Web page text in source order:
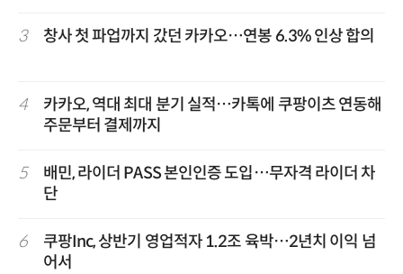
3 창사 첫 파업까지 갔던 카카오…연봉 6.3% 인상 합의
4
카카오, 역대 최대 분기 실적…카톡에 쿠팡이츠 연동해
주문부터 결제까지
5
배민, 라이더 PASS 본인인증 도입…무자격 라이더 차
단
6
쿠팡Inc, 상반기 영업적자 1.2조 육박…2년치 이익 넘
어서